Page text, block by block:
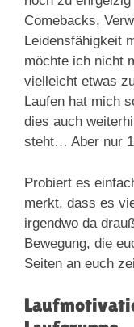
Comebacks,
Leidensfähigkeit
möchte ich nicht
vielleicht etwas
Laufen hat mich
dies auch
steht… Aber nur
Probiert es
merkt, dass es
irgendwo da
Bewegung, die
Seiten an euch